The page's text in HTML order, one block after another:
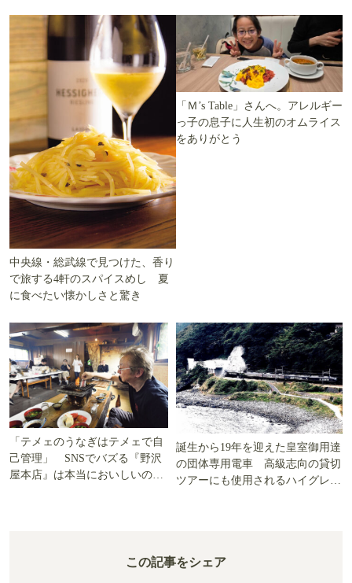
中央線・総武線で見つけた、香り
で旅する4軒のスパイスめし 夏
に食べたい懐かしさと驚き
「Ｍ’s Table」さんへ。アレルギー
っ子の息子に人生初のオムライス
をありがとう
「テメェのうなぎはテメェで自
己管理」 SNSでバズる『野沢
屋本店』は本当においしいの
誕生から19年を迎えた皇室御用達
の団体専用電車 高級志向の貸切
ツアーにも使用されるハイグレー
この記事をシェア